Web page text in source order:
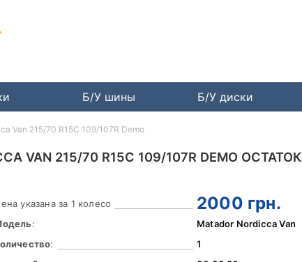
Б/У шины Б/У диски
VAN 215/70 R15C 109/107R DEMO ОСТАТОК
указана за 1 колесо 2000 грн.
:
Matador Nordicca Van
:
1
Van 215/70 R15C 109/107R Demo